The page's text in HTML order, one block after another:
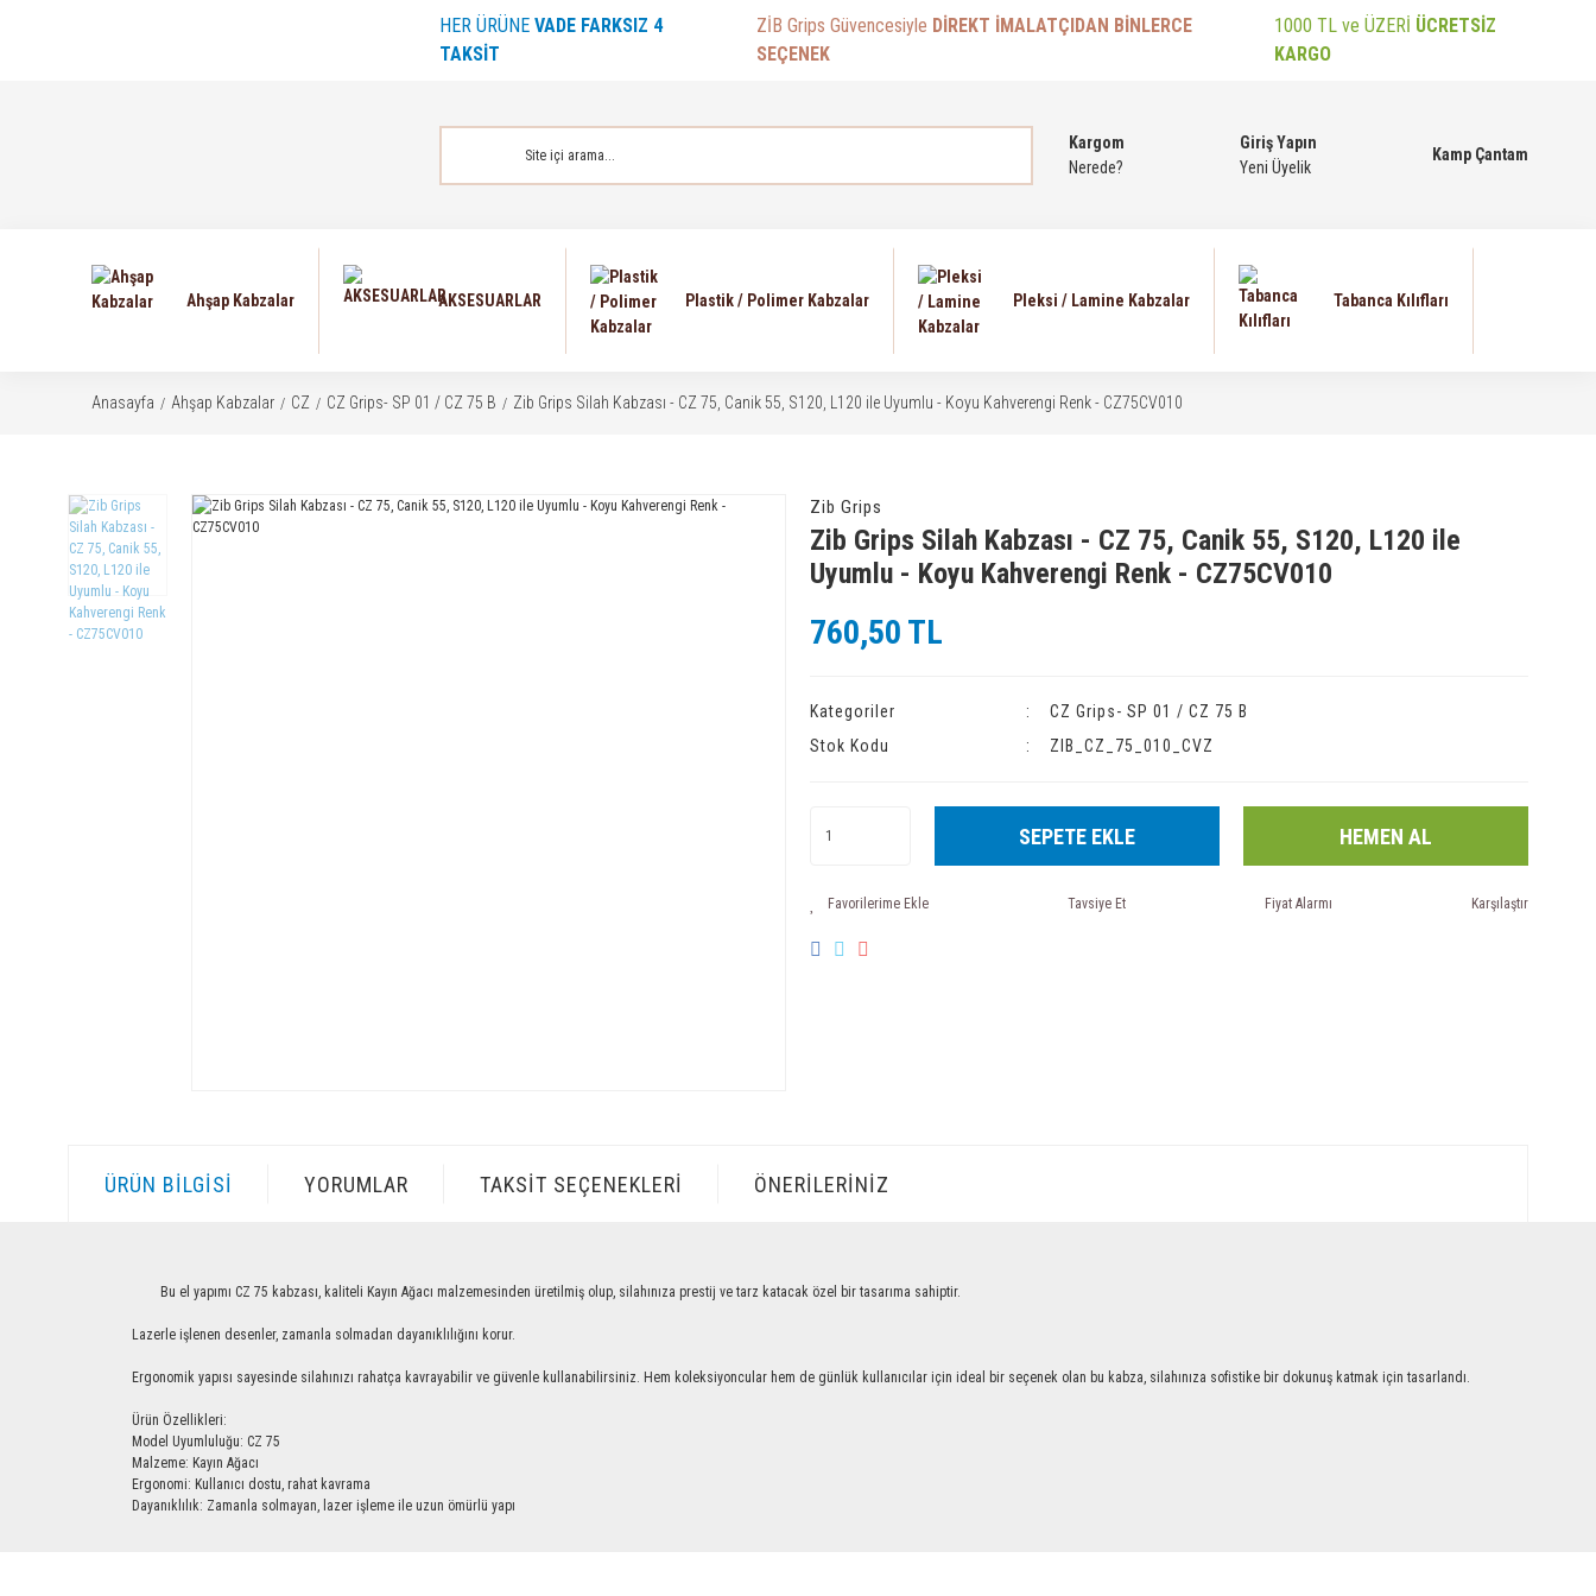
HER ÜRÜNE VADE FARKSIZ 4
TAKSİT
ZİB Grips Güvencesiyle DİREKT İMALATÇIDAN BİNLERCE
SEÇENEK
1000 TL ve ÜZERİ ÜCRETSİZ
KARGO
Kargom
Nerede?
Giriş Yapın
Yeni Üyelik
Kamp Çantam
Ahşap Kabzalar AKSESUARLAR Plastik / Polimer Kabzalar Pleksi / Lamine Kabzalar Tabanca Kılıfları
Anasayfa Ahşap Kabzalar CZ CZ Grips- SP 01 / CZ 75 B Zib Grips Silah Kabzası - CZ 75, Canik 55, S120, L120 ile Uyumlu - Koyu Kahverengi Renk - CZ75CV010
Zib Grips
Zib Grips Silah Kabzası - CZ 75, Canik 55, S120, L120 ile
Uyumlu - Koyu Kahverengi Renk - CZ75CV010
760,50 TL
Kategoriler
CZ Grips- SP 01 / CZ 75 B
Stok Kodu
ZIB_CZ_75_010_CVZ
SEPETE EKLE HEMEN AL
Tavsiye Et Fiyat Alarmı Karşılaştır
ÜRÜN BILGISI YORUMLAR TAKSIT SEÇENEKLERI ÖNERILERINIZ
Bu el yapımı CZ 75 kabzası, kaliteli Kayın Ağacı malzemesinden üretilmiş olup, silahınıza prestij ve tarz katacak özel bir tasarıma sahiptir.
Lazerle işlenen desenler, zamanla solmadan dayanıklılığını korur.
Ergonomik yapısı sayesinde silahınızı rahatça kavrayabilir ve güvenle kullanabilirsiniz. Hem koleksiyoncular hem de günlük kullanıcılar için ideal bir seçenek olan bu kabza, silahınıza sofistike bir dokunuş katmak için tasarlandı.
Ürün Özellikleri:
Model Uyumluluğu: CZ 75
Malzeme: Kayın Ağacı
Ergonomi: Kullanıcı dostu, rahat kavrama
Dayanıklılık: Zamanla solmayan, lazer işleme ile uzun ömürlü yapı